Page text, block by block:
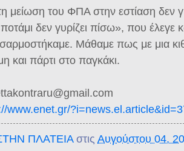
μείωση του ΦΠΑ στην εστίαση δεν
δεν γυρίζει πίσω», που έλεγε
Μάθαμε πως με μια
και πάρτι στο παγκάκι.
www.enet.gr/
ΠΛΑΤΕΙΑ στις Αυγούστου 04,